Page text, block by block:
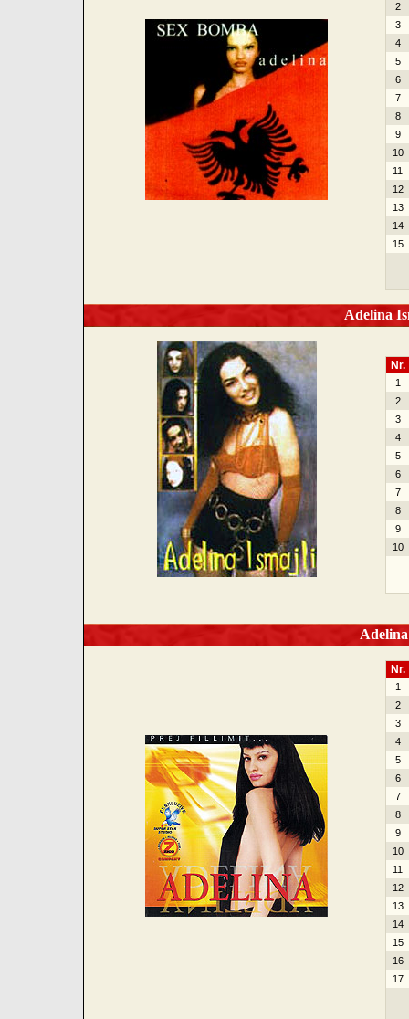
2
3
4
5
6
7
8
9
10
11
12
13
14
15
Adelina
Nr.
1
2
3
4
5
6
7
8
9
10
Nr.
1
2
3
4
5
6
7
8
9
10
11
12
13
14
15
16
17